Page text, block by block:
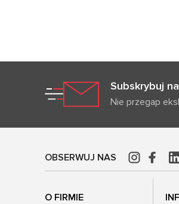
Subskrybuj
Nie przegap
OBSERWUJ NAS
O FIRMIE